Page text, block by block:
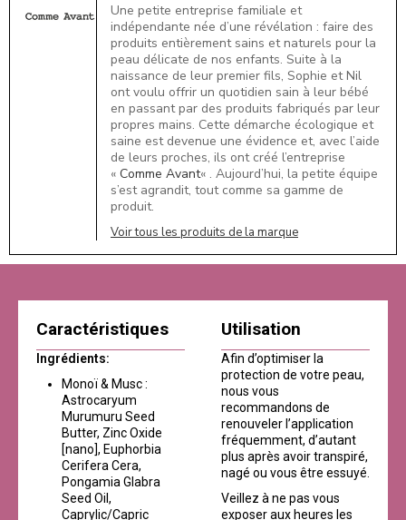
Une petite entreprise familiale et
indépendante née d’une révélation : faire des
produits entièrement sains et naturels pour la
peau délicate de nos enfants. Suite à la
naissance de leur premier fils, Sophie et Nil
ont voulu offrir un quotidien sain à leur bébé
en passant par des produits fabriqués par leur
propres mains. Cette démarche écologique et
saine est devenue une évidence et, avec l’aide
de leurs proches, ils ont créé l’entreprise
« Comme Avant« . Aujourd’hui, la petite équipe
s’est agrandit, tout comme sa gamme de
produit.
Voir tous les produits de la marque
Caractéristiques
Ingrédients:
Monoï & Musc :
Astrocaryum
Murumuru Seed
Butter, Zinc Oxide
[nano], Euphorbia
Cerifera Cera,
Pongamia Glabra
Seed Oil,
Caprylic/Capric
Utilisation
Afin d’optimiser la
protection de votre peau,
nous vous
recommandons de
renouveler l’application
fréquemment, d’autant
plus après avoir transpiré,
nagé ou vous être essuyé.
Veillez à ne pas vous
exposer aux heures les